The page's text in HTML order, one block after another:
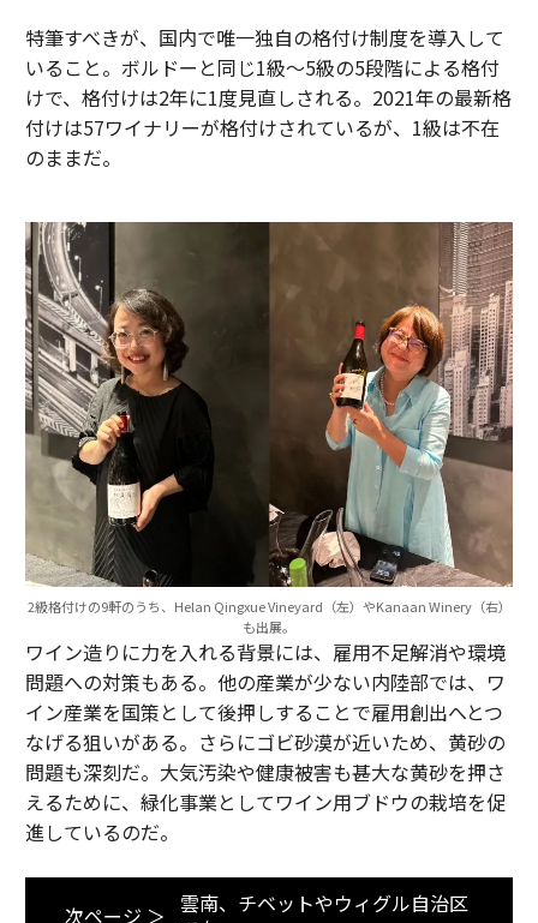
特筆すべきが、国内で唯一独自の格付け制度を導入して
いること。ボルドーと同じ1級～5級の5段階による格付
けで、格付けは2年に1度見直しされる。2021年の最新格
付けは57ワイナリーが格付けされているが、1級は不在
のままだ。
2級格付けの9軒のうち、Helan Qingxue Vineyard（左）やKanaan Winery（右）
も出展。
ワイン造りに力を入れる背景には、雇用不足解消や環境
問題への対策もある。他の産業が少ない内陸部では、ワ
イン産業を国策として後押しすることで雇用創出へとつ
なげる狙いがある。さらにゴビ砂漠が近いため、黄砂の
問題も深刻だ。大気汚染や健康被害も甚大な黄砂を押さ
えるために、緑化事業としてワイン用ブドウの栽培を促
進しているのだ。
次ページ ＞ 雲南、チベットやウィグル自治区